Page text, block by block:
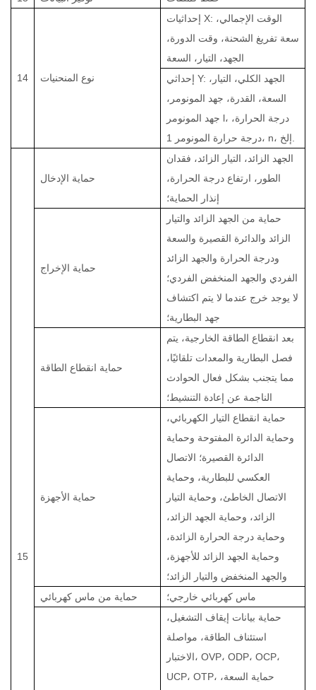
14 نوع المنحنيات
إحداثيات X: الوقت الإجمالي،
سعة تفريغ الشحنة، وقت الدورة،
الجهد، التيار، السعة
إحداثي Y: الجهد الكلي، التيار،
السعة، القدرة، جهد المونومر،
جهد المونومر l، درجة الحرارة،
درجة حرارة المونومر 1، n، إلخ.
15
حماية الإدخال
الجهد الزائد، التيار الزائد، فقدان
الطور، ارتفاع درجة الحرارة،
إنذار الحماية؛
حماية الإخراج
حماية من الجهد الزائد والتيار
الزائد والدائرة القصيرة والسعة
ودرجة الحرارة والجهد الزائد
الفردي والجهد المنخفض الفردي؛
لا يوجد خرج عندما لا يتم اكتشاف
جهد البطارية؛
حماية انقطاع الطاقة
بعد انقطاع الطاقة الخارجية، يتم
فصل البطارية والمعدات تلقائيًا،
مما يتجنب بشكل فعال الحوادث
الناجمة عن إعادة التنشيط؛
حماية الأجهزة
حماية انقطاع التيار الكهربائي،
وحماية الدائرة المفتوحة وحماية
الدائرة القصيرة؛ الاتصال
العكسي للبطارية، وحماية
الاتصال الخاطئ، وحماية التيار
الزائد، وحماية الجهد الزائد،
وحماية درجة الحرارة الزائدة،
وحماية الجهد الزائد للأجهزة،
والجهد المنخفض والتيار الزائد؛
حماية من ماس كهربائي
ماس كهربائي خارجي؛
حماية بيانات إيقاف التشغيل،
استئناف الطاقة، مواصلة
الاختبار، OVP، ODP، OCP،
UCP، OTP، حماية السعة،